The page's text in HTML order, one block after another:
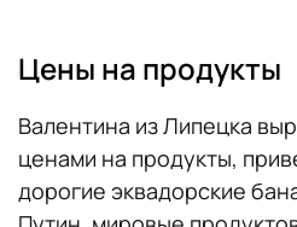
Цены на продукты
Валентина из Липецка
ценами на продукты,
дорогие эквадорские